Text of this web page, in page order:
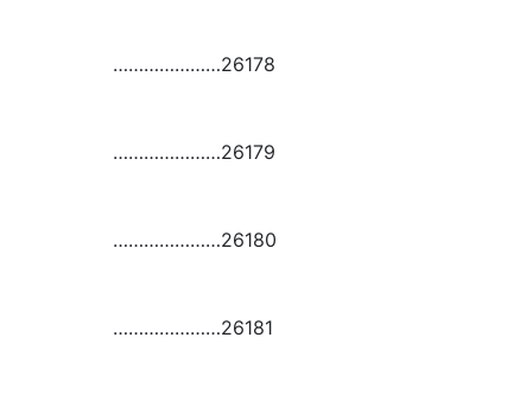
…………………26178
…………………26179
…………………26180
…………………26181